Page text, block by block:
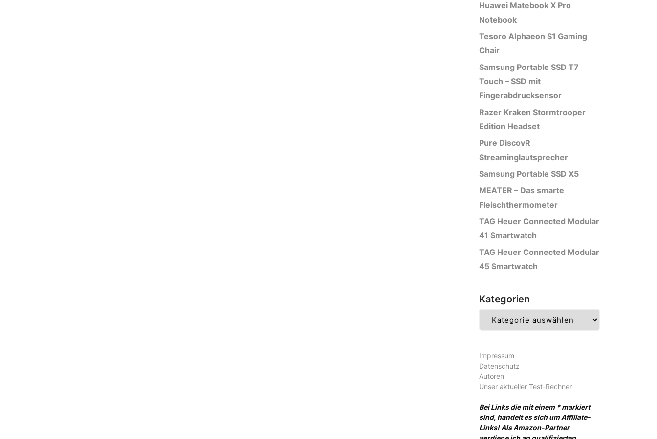
Huawei Matebook X Pro
Notebook
Tesoro Alphaeon S1 Gaming
Chair
Samsung Portable SSD T7
Touch – SSD mit
Fingerabdrucksensor
Razer Kraken Stormtrooper
Edition Headset
Pure DiscovR
Streaminglautsprecher
Samsung Portable SSD X5
MEATER – Das smarte
Fleischthermometer
TAG Heuer Connected Modular
41 Smartwatch
TAG Heuer Connected Modular
45 Smartwatch
Kategorien
Impressum
Datenschutz
Autoren
Unser aktueller Test-Rechner
Bei Links die mit einem * markiert
sind, handelt es sich um Affiliate-
Links! Als Amazon-Partner